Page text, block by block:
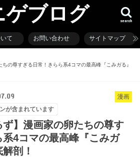
ゲブログ search
て お問い合わせ サイトマップ
ちの尊すぎる日常！きらら系4コマの最高峰『こみガる』
漫画
が含まれています
ず】漫画家の卵たちの尊す
系4コマの最高峰『こみガ
剖！